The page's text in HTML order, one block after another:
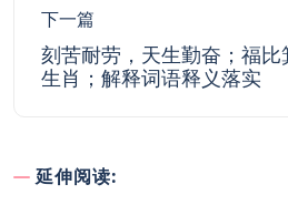
下一篇
刻苦耐劳，天生勤奋；福
生肖；解释词语释义落实
延伸阅读: